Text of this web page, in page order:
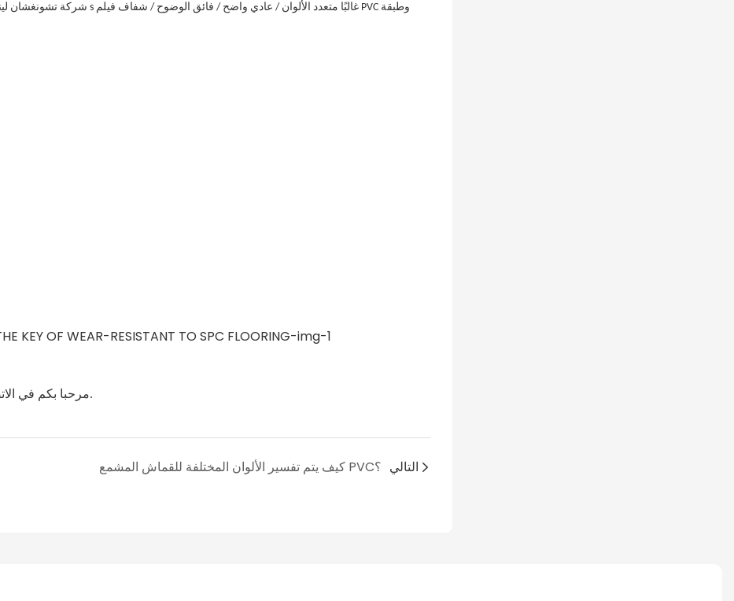
شركة تشونغشان لينيانغ البلاستيكية المحدودة. أنشئت في عام 2002. تنتج بشكل رئيسي s غالبًا متعدد الألوان / عادي واضح / فائق الوضوح / شفاف فيلم PVC وطبقة
مرحبا بكم فيأي متطلبات لطبقة التآكل الشفافة.
كيف يتم تفسير الألوان المختلفة للقماش المشمع PVC؟ التالي